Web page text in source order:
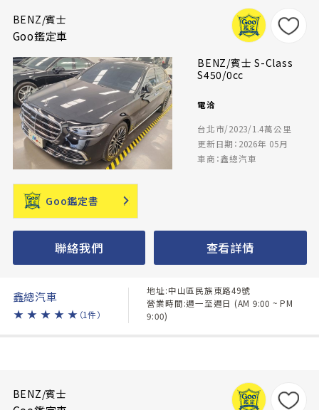
BENZ/賓士
Goo鑑定車
BENZ/賓士 S-Class
S450/0cc
電洽
台北市/2023/1.4萬公里
更新日期：2026年 05月
車商：鑫總汽車
Goo鑑定書
聯絡我們 查看詳情
鑫總汽車
★ ★ ★ ★ ★ （1件）
地址:中山區民族東路49號
營業時間:週一至週日 (AM 9:00 ~ PM
9:00)
BENZ/賓士